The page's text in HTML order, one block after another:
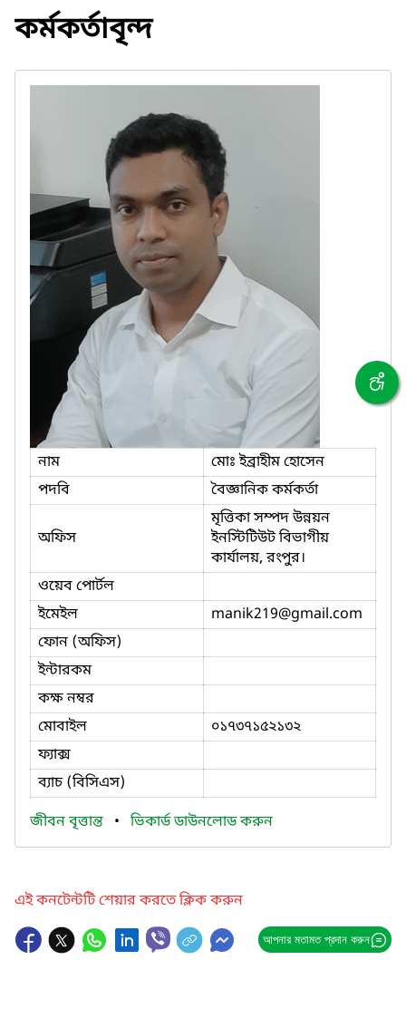
কর্মকর্তাবৃন্দ
নাম
মোঃ ইব্রাহীম হোসেন
পদবি
বৈজ্ঞানিক কর্মকর্তা
অফিস
মৃত্তিকা সম্পদ উন্নয়ন
ইনস্টিটিউট বিভাগীয়
কার্যালয়, রংপুর।
ওয়েব পোর্টল
ইমেইল
manik219@gmail.com
ফোন (অফিস)
ইন্টারকম
কক্ষ নম্বর
মোবাইল
০১৭৩৭১৫২১৩২
ফ্যাক্স
ব্যাচ (বিসিএস)
জীবন বৃত্তান্ত • ভিকার্ড ডাউনলোড করুন
এই কনটেন্টটি শেয়ার করতে ক্লিক করুন
আপনার মতামত প্রদান করুন